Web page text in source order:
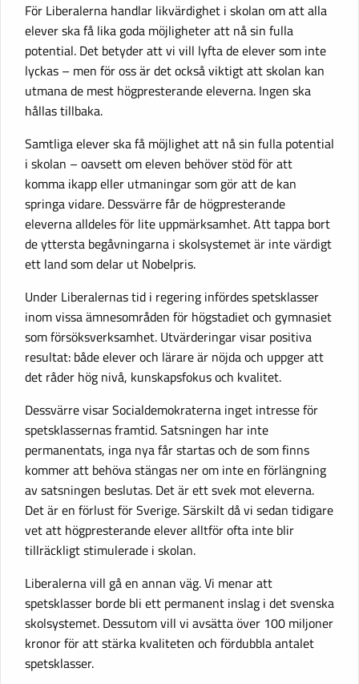
För Liberalerna handlar likvärdighet i skolan om att alla
elever ska få lika goda möjligheter att nå sin fulla
potential. Det betyder att vi vill lyfta de elever som inte
lyckas – men för oss är det också viktigt att skolan kan
utmana de mest högpresterande eleverna. Ingen ska
hållas tillbaka.
Samtliga elever ska få möjlighet att nå sin fulla potential
i skolan – oavsett om eleven behöver stöd för att
komma ikapp eller utmaningar som gör att de kan
springa vidare. Dessvärre får de högpresterande
eleverna alldeles för lite uppmärksamhet. Att tappa bort
de yttersta begåvningarna i skolsystemet är inte värdigt
ett land som delar ut Nobelpris.
Under Liberalernas tid i regering infördes spetsklasser
inom vissa ämnesområden för högstadiet och gymnasiet
som försöksverksamhet. Utvärderingar visar positiva
resultat: både elever och lärare är nöjda och uppger att
det råder hög nivå, kunskapsfokus och kvalitet.
Dessvärre visar Socialdemokraterna inget intresse för
spetsklassernas framtid. Satsningen har inte
permanentats, inga nya får startas och de som finns
kommer att behöva stängas ner om inte en förlängning
av satsningen beslutas. Det är ett svek mot eleverna.
Det är en förlust för Sverige. Särskilt då vi sedan tidigare
vet att högpresterande elever alltför ofta inte blir
tillräckligt stimulerade i skolan.
Liberalerna vill gå en annan väg. Vi menar att
spetsklasser borde bli ett permanent inslag i det svenska
skolsystemet. Dessutom vill vi avsätta över 100 miljoner
kronor för att stärka kvaliteten och fördubbla antalet
spetsklasser.